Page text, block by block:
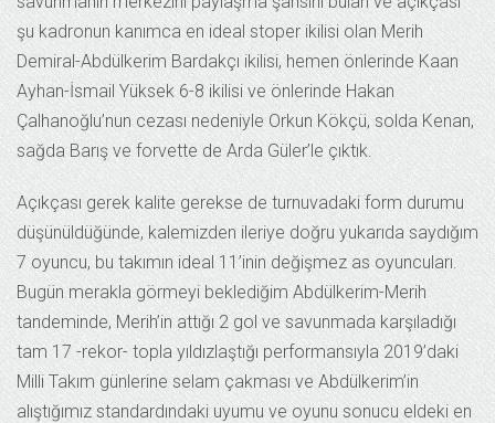
şu kadronun kanımca en ideal stoper ikilisi olan Merih
Demiral-Abdülkerim Bardakçı ikilisi, hemen önlerinde Kaan
Ayhan-İsmail Yüksek 6-8 ikilisi ve önlerinde Hakan
Çalhanoğlu’nun cezası nedeniyle Orkun Kökçü, solda Kenan,
sağda Barış ve forvette de Arda Güler’le çıktık.
Açıkçası gerek kalite gerekse de turnuvadaki form durumu
düşünüldüğünde, kalemizden ileriye doğru yukarıda saydığım
7 oyuncu, bu takımın ideal 11’inin değişmez as oyuncuları.
Bugün merakla görmeyi beklediğim Abdülkerim-Merih
tandeminde, Merih’in attığı 2 gol ve savunmada karşıladığı
tam 17 -rekor- topla yıldızlaştığı performansıyla 2019’daki
Milli Takım günlerine selam çakması ve Abdülkerim’in
alıştığımız standardındaki uyumu ve oyunu sonucu eldeki en